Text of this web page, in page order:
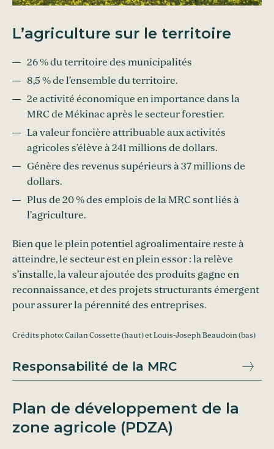
L’agriculture sur le territoire
26 % du territoire des municipalités
8,5 % de l’ensemble du territoire.
2e activité économique en importance dans la
MRC de Mékinac après le secteur forestier.
La valeur foncière attribuable aux activités
agricoles s’élève à 241 millions de dollars.
Génère des revenus supérieurs à 37 millions de
dollars.
Plus de 20 % des emplois de la MRC sont liés à
l’agriculture.
Bien que le plein potentiel agroalimentaire reste à
atteindre, le secteur est en plein essor : la relève
s’installe, la valeur ajoutée des produits gagne en
reconnaissance, et des projets structurants émergent
pour assurer la pérennité des entreprises.
Crédits photo: Cailan Cossette (haut) et Louis-Joseph Beaudoin (bas)
Responsabilité de la MRC
Plan de développement de la
zone agricole (PDZA)